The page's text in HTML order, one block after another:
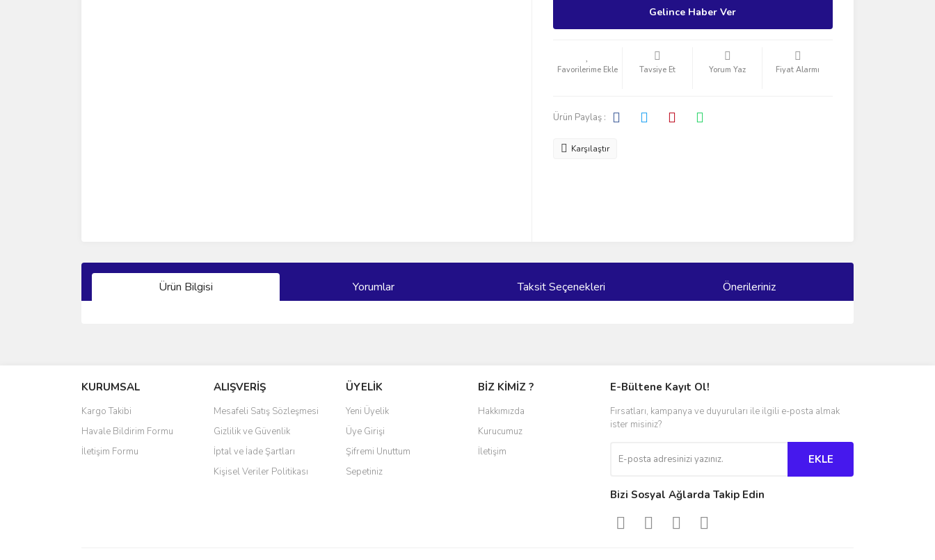
Gelince Haber Ver
Tavsiye Et Yorum Yaz Fiyat Alarmı
Ürün Paylaş :
Karşılaştır
Ürün Bilgisi Yorumlar Taksit Seçenekleri Önerileriniz
Ürün resmi kalitesiz, bozuk veya görüntülenemiyor.
Ürün açıklamasında eksik bilgiler bulunuyor.
Ürün bilgilerinde hatalar bulunuyor.
Ürün fiyatı diğer sitelerden daha pahalı.
Bu ürüne benzer farklı alternatifler olmalı.
KURUMSAL
Kargo Takibi
Havale Bildirim Formu
İletişim Formu
ALIŞVERİŞ
Mesafeli Satış Sözleşmesi
Gizlilik ve Güvenlik
İptal ve İade Şartları
Kişisel Veriler Politikası
ÜYELİK
Yeni Üyelik
Üye Girişi
Şifremi Unuttum
Sepetiniz
BİZ KİMİZ ?
Hakkımızda
Kurucumuz
İletişim
E-Bültene Kayıt Ol!
Fırsatları, kampanya ve duyuruları ile ilgili e-posta almak
ister misiniz?
EKLE
Bizi Sosyal Ağlarda Takip Edin